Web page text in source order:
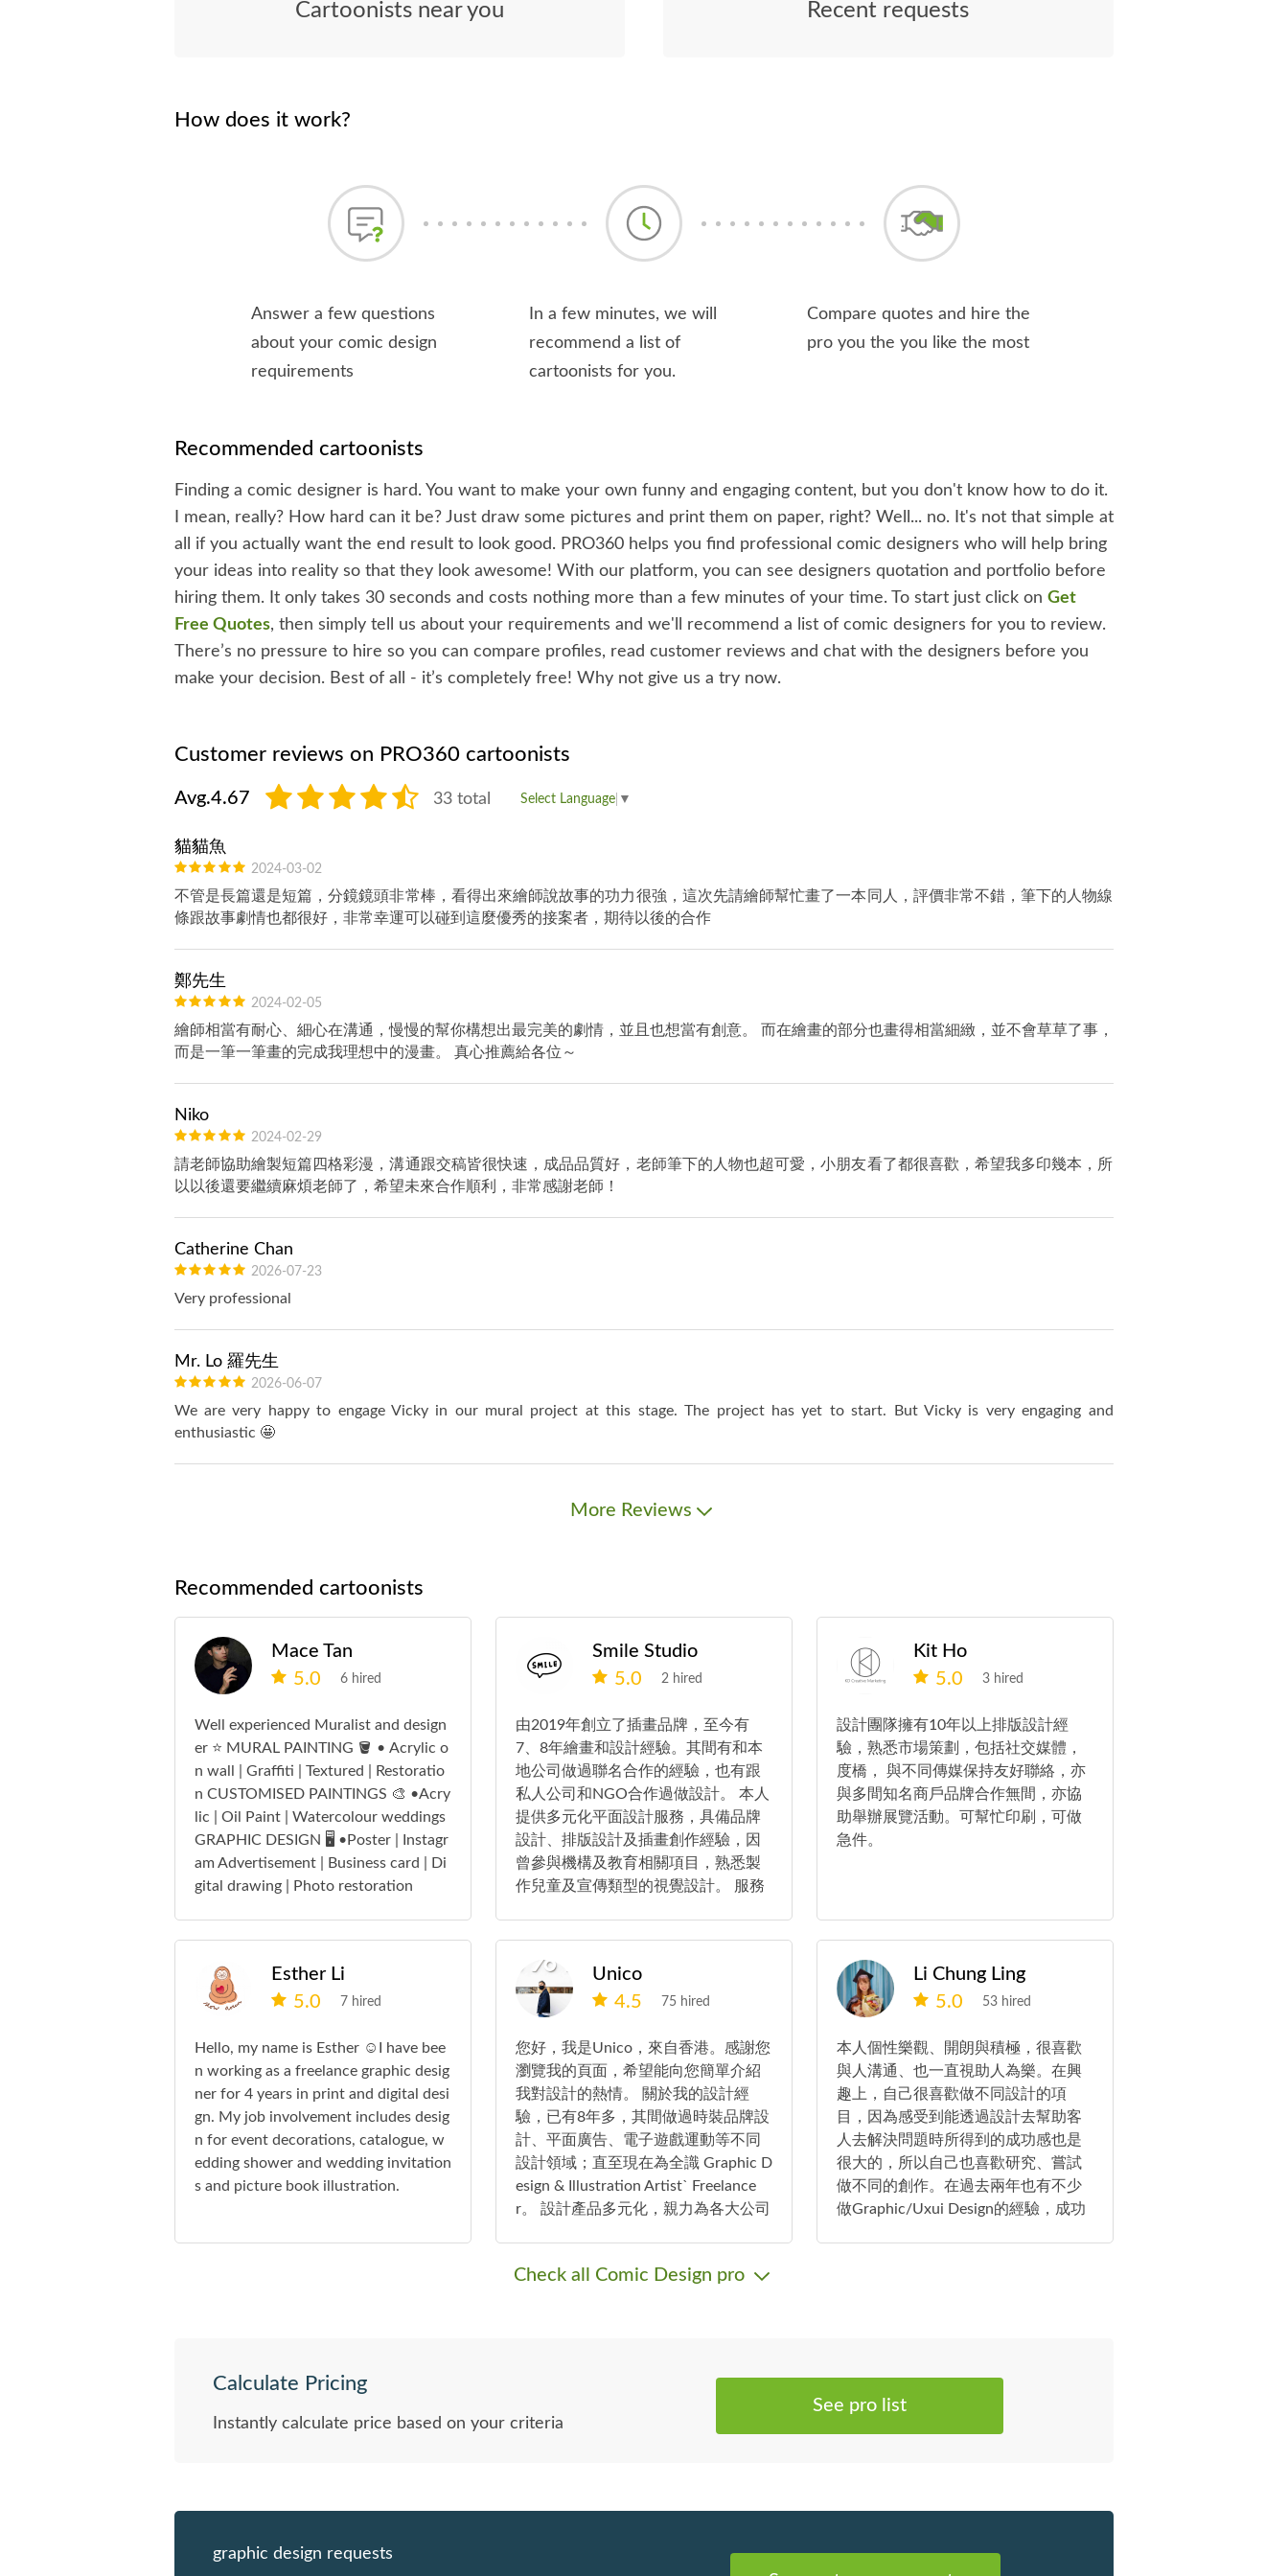
Cartoonists near you Recent requests
How does it work?
Answer a few questions
about your comic design
requirements
In a few minutes, we will
recommend a list of
cartoonists for you.
Compare quotes and hire the
pro you the you like the most
Recommended cartoonists
Finding a comic designer is hard. You want to make your own funny and engaging content, but you don't know how to do it.
I mean, really? How hard can it be? Just draw some pictures and print them on paper, right? Well... no. It's not that simple at
all if you actually want the end result to look good. PRO360 helps you find professional comic designers who will help bring
your ideas into reality so that they look awesome! With our platform, you can see designers quotation and portfolio before
hiring them. It only takes 30 seconds and costs nothing more than a few minutes of your time. To start just click on Get
Free Quotes, then simply tell us about your requirements and we'll recommend a list of comic designers for you to review.
There’s no pressure to hire so you can compare profiles, read customer reviews and chat with the designers before you
make your decision. Best of all - it’s completely free! Why not give us a try now.
Customer reviews on PRO360 cartoonists
Avg.4.67 33 total Select Language ▼
貓貓魚
2024-03-02
不管是長篇還是短篇，分鏡鏡頭非常棒，看得出來繪師說故事的功力很強，這次先請繪師幫忙畫了一本同人，評價非常不錯，筆下的人物線
條跟故事劇情也都很好，非常幸運可以碰到這麼優秀的接案者，期待以後的合作
鄭先生
2024-02-05
繪師相當有耐心、細心在溝通，慢慢的幫你構想出最完美的劇情，並且也想當有創意。 而在繪畫的部分也畫得相當細緻，並不會草草了事，
而是一筆一筆畫的完成我理想中的漫畫。 真心推薦給各位～
Niko
2024-02-29
請老師協助繪製短篇四格彩漫，溝通跟交稿皆很快速，成品品質好，老師筆下的人物也超可愛，小朋友看了都很喜歡，希望我多印幾本，所
以以後還要繼續麻煩老師了，希望未來合作順利，非常感謝老師！
Catherine Chan
2026-07-23
Very professional
Mr. Lo 羅先生
2026-06-07
We are very happy to engage Vicky in our mural project at this stage. The project has yet to start. But Vicky is very engaging and
enthusiastic 🤩
More Reviews
Recommended cartoonists
Mace Tan
5.0
6 hired
Well experienced Muralist and design
er ⭐️ MURAL PAINTING 🪣 • Acrylic o
n wall | Graffiti | Textured | Restoratio
n CUSTOMISED PAINTINGS 🎨 •Acry
lic | Oil Paint | Watercolour weddings
GRAPHIC DESIGN 🖥️ •Poster | Instagr
am Advertisement | Business card | Di
gital drawing | Photo restoration
Smile Studio
5.0
2 hired
由2019年創立了插畫品牌，至今有
7、8年繪畫和設計經驗。其間有和本
地公司做過聯名合作的經驗，也有跟
私人公司和NGO合作過做設計。 本人
提供多元化平面設計服務，具備品牌
設計、排版設計及插畫創作經驗，因
曾參與機構及教育相關項目，熟悉製
作兒童及宣傳類型的視覺設計。 服務
• 桌遊卡牌及教育卡片設計 • 包裝及
貼紙設計 設計風格可按不同品牌及項
排版效果，同時會提供適合印刷及數
碼使用的專業輸出檔案。
Kit Ho
5.0
3 hired
設計團隊擁有10年以上排版設計經
驗，熟悉市場策劃，包括社交媒體，
度橋， 與不同傳媒保持友好聯絡，亦
與多間知名商戶品牌合作無間，亦協
助舉辦展覽活動。可幫忙印刷，可做
急件。
Esther Li
5.0
7 hired
Hello, my name is Esther ☺️I have bee
n working as a freelance graphic desig
ner for 4 years in print and digital desi
gn. My job involvement includes desig
n for event decorations, catalogue, w
edding shower and wedding invitation
s and picture book illustration.
Unico
4.5
75 hired
您好，我是Unico，來自香港。感謝您
瀏覽我的頁面，希望能向您簡單介紹
我對設計的熱情。 關於我的設計經
驗，已有8年多，其間做過時裝品牌設
計、平面廣告、電子遊戲運動等不同
設計領域；直至現在為全識 Graphic D
esign & Illustration Artist` Freelance
r。 設計產品多元化，親力為各大公司
Li Chung Ling
5.0
53 hired
本人個性樂觀、開朗與積極，很喜歡
與人溝通、也一直視助人為樂。在興
趣上，自己很喜歡做不同設計的項
目，因為感受到能透過設計去幫助客
人去解決問題時所得到的成功感也是
很大的，所以自己也喜歡研究、嘗試
做不同的創作。在過去兩年也有不少
做Graphic/Uxui Design的經驗，成功
Check all Comic Design pro
Calculate Pricing
Instantly calculate price based on your criteria
See pro list
graphic design requests